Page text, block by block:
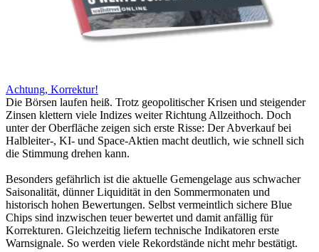
Achtung, Korrektur!
Die Börsen laufen heiß. Trotz geopolitischer Krisen und steigender
Zinsen klettern viele Indizes weiter Richtung Allzeithoch. Doch
unter der Oberfläche zeigen sich erste Risse: Der Abverkauf bei
Halbleiter-, KI- und Space-Aktien macht deutlich, wie schnell sich
die Stimmung drehen kann.
Besonders gefährlich ist die aktuelle Gemengelage aus schwacher
Saisonalität, dünner Liquidität in den Sommermonaten und
historisch hohen Bewertungen. Selbst vermeintlich sichere Blue
Chips sind inzwischen teuer bewertet und damit anfällig für
Korrekturen. Gleichzeitig liefern technische Indikatoren erste
Warnsignale. So werden viele Rekordstände nicht mehr bestätigt.